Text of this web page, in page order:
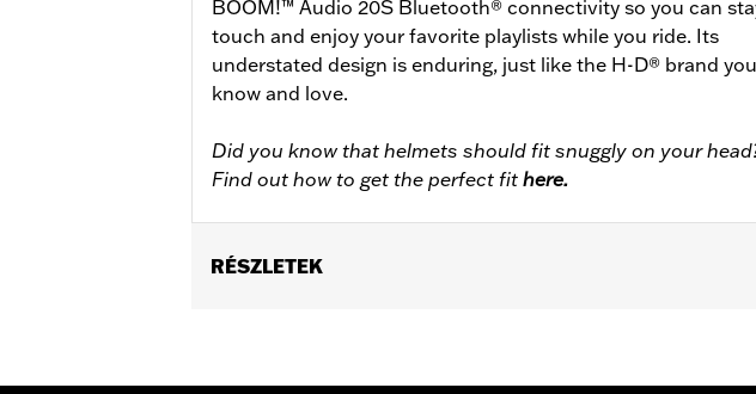
BOOM!™ Audio 20S Bluetooth® connectivity so you can
touch and enjoy your favorite playlists while you ride. Its
understated design is enduring, just like the H-D® brand you
know and love.
Did you know that helmets should fit snuggly on your
Find out how to get the perfect fit here.
RÉSZLETEK
WARRANTY:2 year limited warranty - Go towww.h-d.com/